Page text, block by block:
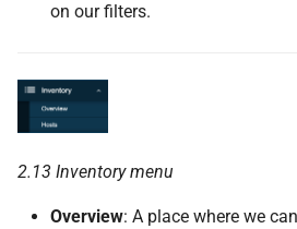
on our filters.
2.13 Inventory menu
Overview: A place where we